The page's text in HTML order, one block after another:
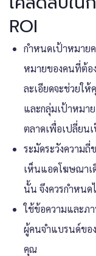
ROI
กำหนดเป้าหมาย
หมายของคนที่ต้อ
ละเอียดจะช่วยใ
และกลุ่มเป้าหมา
ตลาดเพื่อเปลี่ยน
ระมัดระวังความถี่
เห็นแอดโฆษณาเ
นั้น จึงควรกำหน
ใช้ข้อความและภ
ผู้คนจำแบรนด์ขอ
คุณ